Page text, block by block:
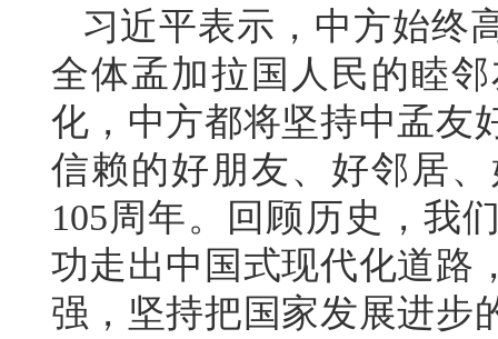
习近平表示，中方始终
全体孟加拉国人民的睦
化，中方都将坚持中孟友
信赖的好朋友、好邻居
105周年。回顾历史，我
功走出中国式现代化道路
强，坚持把国家发展进步